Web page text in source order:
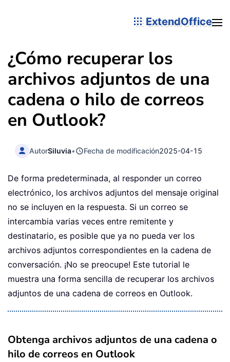
ExtendOffice
¿Cómo recuperar los
archivos adjuntos de una
cadena o hilo de correos
en Outlook?
AutorSiluvia• Fecha de modificación2025-04-15
De forma predeterminada, al responder un correo
electrónico, los archivos adjuntos del mensaje original
no se incluyen en la respuesta. Si un correo se
intercambia varias veces entre remitente y
destinatario, es posible que ya no pueda ver los
archivos adjuntos correspondientes en la cadena de
conversación. ¡No se preocupe! Este tutorial le
muestra una forma sencilla de recuperar los archivos
adjuntos de una cadena de correos en Outlook.
Obtenga archivos adjuntos de una cadena o
hilo de correos en Outlook